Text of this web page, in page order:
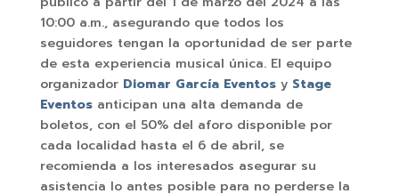
10:00 a.m., asegurando que todos los
seguidores tengan la oportunidad de ser parte
de esta experiencia musical única. El equipo
organizador Diomar García Eventosy Stage
Eventosanticipan una alta demanda de
boletos, con el 50% del aforo disponible por
cada localidad hasta el 6 de abril, se
recomienda a los interesados asegurar su
asistencia lo antes posible para no perderse la